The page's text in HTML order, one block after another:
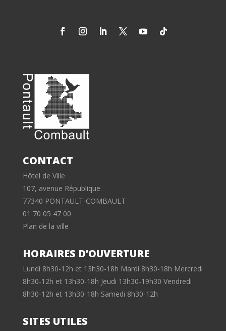
CONTACT
Hôtel de Ville
107, avenue République
77340 PONTAULT-COMBAULT
01 70 05 47 00
Plan de la ville
HORAIRES D’OUVERTURE
Lundi 8h30-12h et 13h30-18h Mardi 8h30-18h Mercredi
8h30-12h et 13h30-18h Jeudi 13h30-19h30 Vendredi
8h30-12h et 13h30-18h Samedi 8h30-12h
SITES UTILES